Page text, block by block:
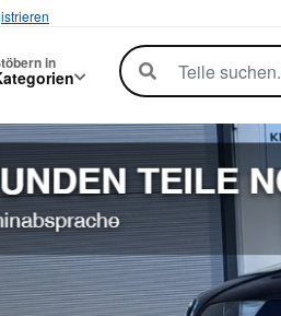
in